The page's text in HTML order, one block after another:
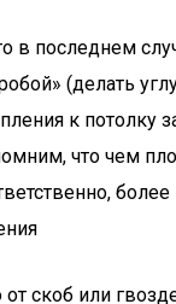
в последнем
(делать
к потолку
что чем
скоб или